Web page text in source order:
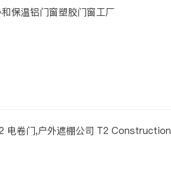
和保温铝门窗塑胶门窗工厂
电卷门,户外遮棚公司 T2 Construction